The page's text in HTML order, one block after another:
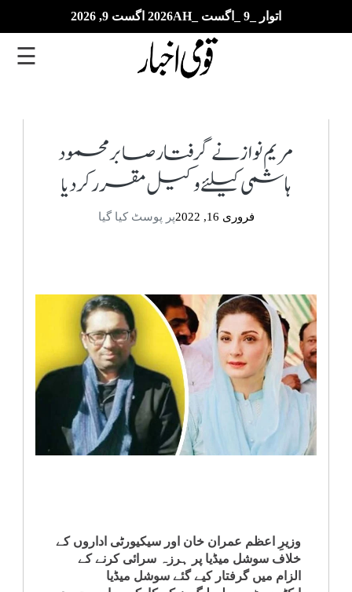
اتوار _9 _اگست _2026AH اگست 9, 2026
ای
الاقوامی
خبریں
انٹرٹینمنٹ
صحت
کھیل
☰
مریم نواز نے گرفتار صابر محمود
ہاشمی کیلئے وکیل مقرر کر دیا
فروری 16, 2022 پر پوسٹ کیا گیا
وزیرِ اعظم عمران خان اور سیکیورٹی اداروں کے
خلاف سوشل میڈیا پر ہرزہ سرائی کرنے کے
الزام میں گرفتار کیے گئے سوشل میڈیا